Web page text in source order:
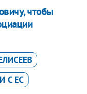
чтобы
С ЕС